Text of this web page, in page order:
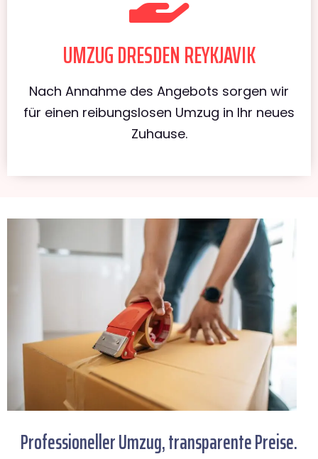
UMZUG DRESDEN REYKJAVIK
Nach Annahme des Angebots sorgen wir
für einen reibungslosen Umzug in Ihr neues
Zuhause.
Professioneller Umzug, transparente Preise.